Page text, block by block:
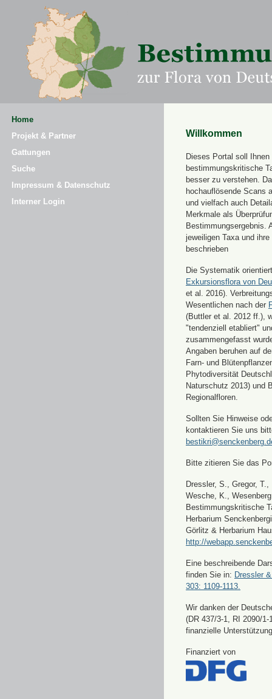
Home
Projekt & Partner
Gattungen
Suche
Impressum & Datenschutz
Interner Login
Willkommen
Dieses Portal soll Ihnen
bestimmungskritische
besser zu verstehen.
hochauflösende Scans
und vielfach auch
Merkmale als
Bestimmungsergebnis.
jeweiligen Taxa und
beschrieben
Die Systematik
Exkursionsflora von
et al. 2016).
Wesentlichen nach der
(Buttler et al. 2012 ff.),
"tendenziell etabliert"
zusammengefasst
Angaben beruhen auf
Farn- und
Phytodiversität
Naturschutz 2013) und
Regionalfloren.
Sollten Sie Hinweise
kontaktieren Sie uns
Bitte zitieren Sie das
Dressler, S., Gregor,
Wesche, K.,
Bestimmungskritische
Herbarium
Görlitz & Herbarium
http://
Eine beschreibende
finden Sie in: Dressler
303: 1109-1113.
Wir danken der
(DR 437/3-1, RI 2090/
finanzielle
Finanziert von